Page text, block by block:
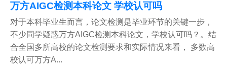
万方AIGC检测本科论文 学校认可吗
对于本科毕业生而言，论文检测是毕业环节的关键一步，
不少同学疑惑万方AIGC检测本科论文，学校认可吗？。结
合全国多所高校的论文检测要求和实际情况来看， 多数高
校认可万方A...